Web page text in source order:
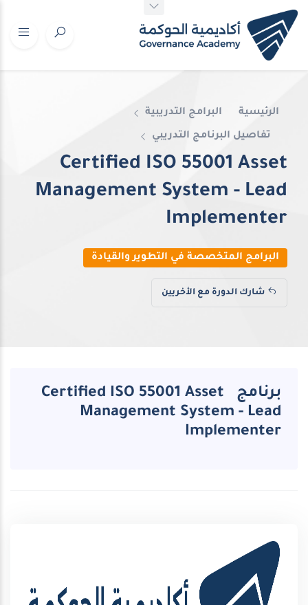
الرئيسية البرامج التدريبية
تفاصيل البرنامج التدريبي
Certified ISO 55001 Asset
Management System - Lead
Implementer
البرامج المتخصصة في التطوير والقيادة
شارك الدورة مع الأخريين
برنامج Certified ISO 55001 Asset
Management System - Lead
Implementer